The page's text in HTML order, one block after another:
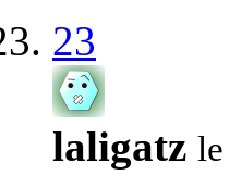
23
laligatz